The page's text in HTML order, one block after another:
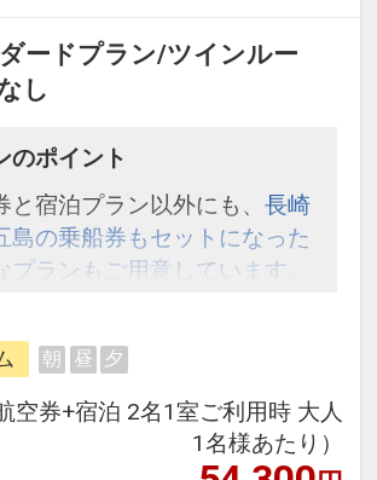
ダードプラン/ツインルー
し
のポイント
と宿泊プラン以外にも、長崎
の乗船券もセットになった
プランもご用意しています。
朝 昼 夕
航空券+宿泊 2名1室ご利用時 大人
1名様あたり）